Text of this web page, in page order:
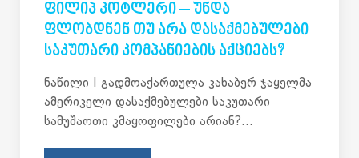
ᲤᲘᲚᲘᲞ ᲙᲝᲢᲚᲔᲠᲘ – ᲣᲜᲓᲐ
ᲤᲚᲝᲑᲓᲜᲔᲜ ᲗᲣ ᲐᲠᲐ ᲓᲐᲡᲐᲥᲛᲔᲑᲣᲚᲔᲑᲘ
ᲡᲐᲙᲣᲗᲐᲠᲘ ᲙᲝᲛᲞᲐᲜᲘᲔᲑᲘᲡ ᲐᲥᲪᲘᲔᲑᲡ?
ნაწილი I გადმოაქართულა კახაბერ ჯაყელმა
ამერიკელი დასაქმებულები საკუთარი
სამუშაოთი კმაყოფილები არიან?...